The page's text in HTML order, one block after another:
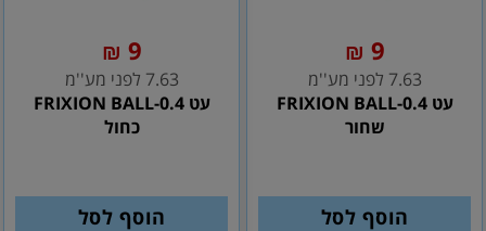
9
₪
7.63 לפני מע''מ
עט FRIXION BALL-0.4
שחור
הוסף לסל
9
₪
7.63 לפני מע''מ
עט FRIXION BALL-0.4
כחול
הוסף לסל